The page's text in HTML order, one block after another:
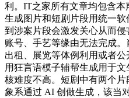
利。IT之家所有文章均包含
生成图片和短剧片段用统一
到涉案片段会激发关心从而
账号、手艺等缘由无法完成。
出租、展览等体例利用或者
用狂言语模子辅帮生成用于
核难度不高。短剧中有两个
象系通过 AI 创做生成，该当